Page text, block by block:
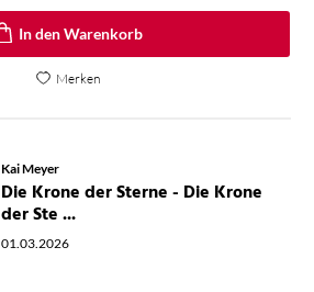
In den Warenkorb
Merken
Kai Meyer
Die Krone der Sterne - Die Krone
der Ste ...
01.03.2026